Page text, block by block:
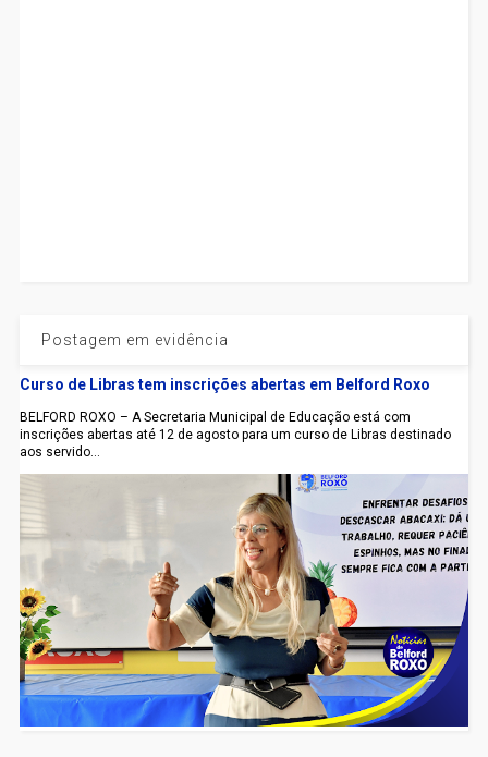
Postagem em evidência
Curso de Libras tem inscrições abertas em Belford Roxo
BELFORD ROXO – A Secretaria Municipal de Educação está com
inscrições abertas até 12 de agosto para um curso de Libras destinado
aos servido...